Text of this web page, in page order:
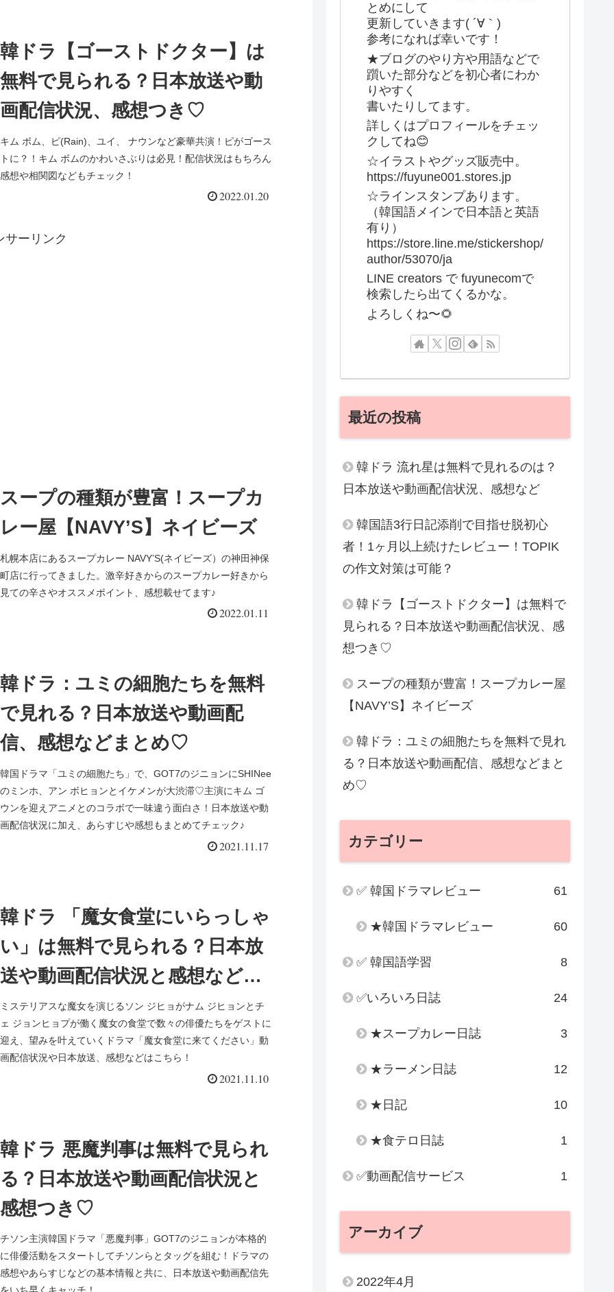
韓ドラ【ゴーストドクター】は
無料で見られる？日本放送や動
画配信状況、感想つき♡
キム ボム、ピ(Rain)、ユイ、 ナウンなど豪華共演！ピがゴース
トに？！キム ボムのかわいさぶりは必見！配信状況はもちろん
感想や相関図などもチェック！
2022.01.20
サーリンク
スープの種類が豊富！スープカ
レー屋【NAVY’S】ネイビーズ
札幌本店にあるスープカレー NAVY’S(ネイビーズ）の神田神保
町店に行ってきました。激辛好きからのスープカレー好きから
見ての辛さやオススメポイント、感想載せてます♪
2022.01.11
韓ドラ：ユミの細胞たちを無料
で見れる？日本放送や動画配
信、感想などまとめ♡
韓国ドラマ「ユミの細胞たち」で、GOT7のジニョンにSHINee
のミンホ、アン ボヒョンとイケメンが大渋滞♡主演にキム ゴ
ウンを迎えアニメとのコラボで一味違う面白さ！日本放送や動
画配信状況に加え、あらすじや感想もまとめてチェック♪
2021.11.17
韓ドラ 「魔女食堂にいらっしゃ
い」は無料で見られる？日本放
送や動画配信状況と感想などま
とめ♡
ミステリアスな魔女を演じるソン ジヒョがナム ジヒョンとチ
ェ ジョンヒョプが働く魔女の食堂で数々の俳優たちをゲストに
迎え、望みを叶えていくドラマ「魔女食堂に来てください」動
画配信状況や日本放送、感想などはこちら！
2021.11.10
韓ドラ 悪魔判事は無料で見られ
る？日本放送や動画配信状況と
感想つき♡
チソン主演韓国ドラマ「悪魔判事」GOT7のジニョンが本格的
に俳優活動をスタートしてチソンらとタッグを組む！ドラマの
感想やあらすじなどの基本情報と共に、日本放送や動画配信先
とめにして
更新していきます( ´∀｀)
参考になれば幸いです！
★ブログのやり方や用語などで
躓いた部分などを初心者にわか
りやすく
書いたりしてます。
詳しくはプロフィールをチェッ
クしてね😊
☆イラストやグッズ販売中。
https://fuyune001.stores.jp
☆ラインスタンプあります。
（韓国語メインで日本語と英語
有り）
https://store.line.me/stickershop/
author/53070/ja
LINE creators で fuyunecomで
検索したら出てくるかな。
よろしくね〜🌻
最近の投稿
韓ドラ 流れ星は無料で見れるのは？
日本放送や動画配信状況、感想など
韓国語3行日記添削で目指せ脱初心
者！1ヶ月以上続けたレビュー！TOPIK
の作文対策は可能？
韓ドラ【ゴーストドクター】は無料で
見られる？日本放送や動画配信状況、感
想つき♡
スープの種類が豊富！スープカレー屋
【NAVY’S】ネイビーズ
韓ドラ：ユミの細胞たちを無料で見れ
る？日本放送や動画配信、感想などまと
め♡
カテゴリー
✅ 韓国ドラマレビュー 61
★韓国ドラマレビュー 60
✅ 韓国語学習 8
✅いろいろ日誌 24
★スープカレー日誌 3
★ラーメン日誌 12
★日記 10
★食テロ日誌 1
✅動画配信サービス 1
アーカイブ
2022年4月